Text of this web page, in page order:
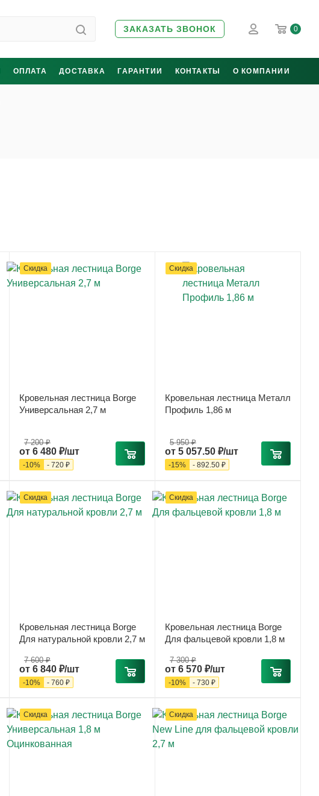
ЗАКАЗАТЬ ЗВОНОК 0
ОПЛАТА ДОСТАВКА ГАРАНТИИ КОНТАКТЫ О КОМПАНИИ
Скидка
Кровельная лестница Borge
Универсальная 2,7 м
от 6 480 ₽/шт
7 200 ₽
-10% - 720 ₽
Скидка
Кровельная лестница Металл
Профиль 1,86 м
от 5 057.50 ₽/шт
5 950 ₽
-15% - 892.50 ₽
Скидка
Кровельная лестница Borge
Для натуральной кровли 2,7 м
от 6 840 ₽/шт
7 600 ₽
-10% - 760 ₽
Скидка
Кровельная лестница Borge
Для фальцевой кровли 1,8 м
от 6 570 ₽/шт
7 300 ₽
-10% - 730 ₽
Скидка Скидка